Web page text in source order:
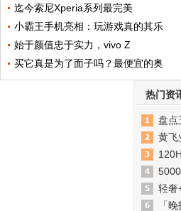
迄今索尼Xperia系列最完美
小霸王手机亮相：玩游戏真的其乐
始于颜值忠于实力，vivo Z
买它真是为了面子吗？最便宜的奥
热门资
盘点
黄飞
轻奢
「